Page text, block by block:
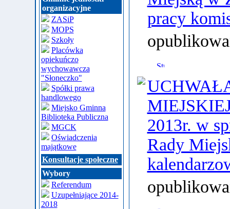
organizacyjne
ZASiP
MOPS
Szkoły
Placówka
opiekuńczo
wychowawcza
"Słoneczko"
Spółki prawa
handlowego
Miejsko Gminna
Biblioteka Publiczna
MGCK
Oświadczenia
majątkowe
Konsultacje społeczne
Wybory
Referendum
Uzupełniające 2014-
2018
pracy
2013r. w
Rady